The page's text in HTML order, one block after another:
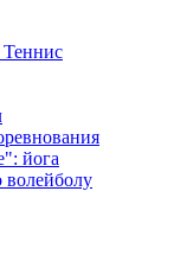
йога
волейболу